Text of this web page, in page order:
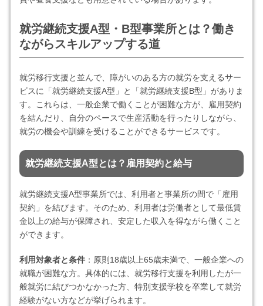
就労継続支援A型・B型事業所とは？働き
ながらスキルアップする道
就労移行支援と並んで、障がいのある方の就労を支えるサー
ビスに「就労継続支援A型」と「就労継続支援B型」がありま
す。これらは、一般企業で働くことが困難な方が、雇用契約
を結んだり、自分のペースで生産活動を行ったりしながら、
就労の機会や訓練を受けることができるサービスです。
就労継続支援A型とは？雇用契約と給与
就労継続支援A型事業所では、利用者と事業所の間で「雇用
契約」を結びます。そのため、利用者は労働者として最低賃
金以上の給与が保障され、安定した収入を得ながら働くこと
ができます。
利用対象者と条件：原則18歳以上65歳未満で、一般企業への
就職が困難な方。具体的には、就労移行支援を利用したが一
般就労に結びつかなかった方、特別支援学校を卒業して就労
経験がない方などが挙げられます。